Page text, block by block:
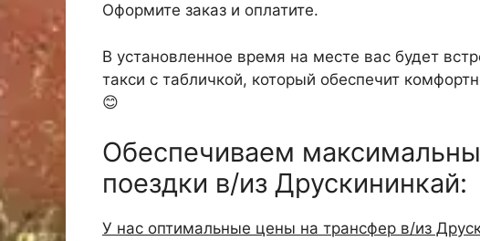
Оформите заказ и оплатите.
В установленное время на месте вас будет
такси с табличкой, который обеспечит
😊
Обеспечиваем
поездки в/из Друскининкай:
У нас оптимальные цены на трансфер в/из